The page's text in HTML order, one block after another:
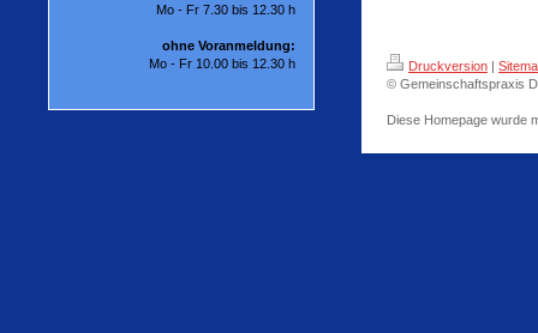
Mo - Fr 7.30 bis 12.30 h
ohne Voranmeldung:
Mo - Fr 10.00 bis 12.30 h
Druckversion |
© Gemeinschaftspraxis
Diese Homepage wurde